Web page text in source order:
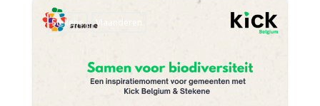
Stekene Vlaanderen